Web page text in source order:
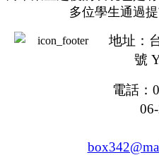
多位學生通過
地址：
號
電話：